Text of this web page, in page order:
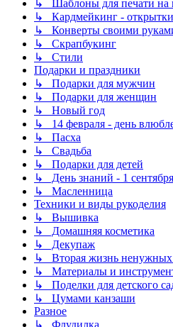
↳ Шаблоны для печати на
↳ Кардмейкинг -
↳ Конверты своими
↳ Скрапбукинг
↳ Стили
Подарки и праздники
↳ Подарки для мужчин
↳ Подарки для женщин
↳ Новый год
↳ 14 февраля - день
↳ Пасха
↳ Свадьба
↳ Подарки для детей
↳ День знаний - 1 сентября
↳ Масленница
Техники и виды рукоделия
↳ Вышивка
↳ Домашняя косметика
↳ Декупаж
↳ Вторая жизнь
↳ Материалы и
↳ Поделки для детского
↳ Цумами канзаши
Разное